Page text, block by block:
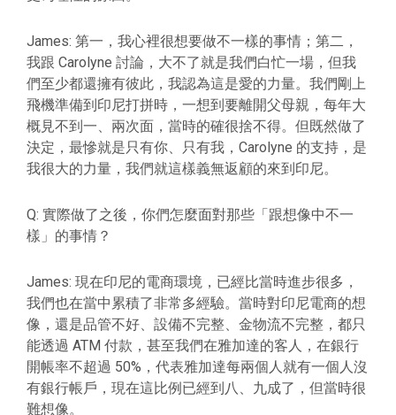
James: 第一，我心裡很想要做不一樣的事情；第二，
我跟 Carolyne 討論，大不了就是我們白忙一場，但我
們至少都還擁有彼此，我認為這是愛的力量。我們剛上
飛機準備到印尼打拼時，一想到要離開父母親，每年大
概見不到一、兩次面，當時的確很捨不得。但既然做了
決定，最慘就是只有你、只有我，Carolyne 的支持，是
我很大的力量，我們就這樣義無返顧的來到印尼。
Q: 實際做了之後，你們怎麼面對那些「跟想像中不一
樣」的事情？
James: 現在印尼的電商環境，已經比當時進步很多，
我們也在當中累積了非常多經驗。當時對印尼電商的想
像，還是品管不好、設備不完整、金物流不完整，都只
能透過 ATM 付款，甚至我們在雅加達的客人，在銀行
開帳率不超過 50%，代表雅加達每兩個人就有一個人沒
有銀行帳戶，現在這比例已經到八、九成了，但當時很
難想像。